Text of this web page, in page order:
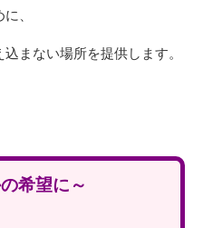
、
まない場所を提供します。
希望に～